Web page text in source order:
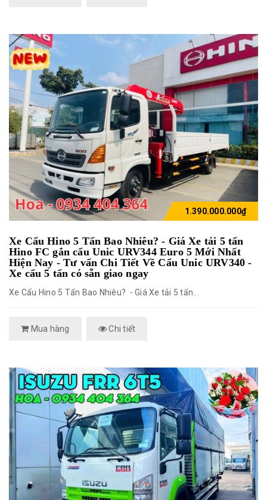
1.390.000.000₫
Xe Cẩu Hino 5 Tấn Bao Nhiêu? - Giá Xe tải 5 tấn
Hino FC gắn cẩu Unic URV344 Euro 5 Mới Nhất
Hiện Nay - Tư vấn Chi Tiết Về Cẩu Unic URV340 -
Xe cẩu 5 tấn có sẵn giao ngay
Xe Cẩu Hino 5 Tấn Bao Nhiêu? - Giá Xe tải 5 tấn...
Mua hàng Chi tiết